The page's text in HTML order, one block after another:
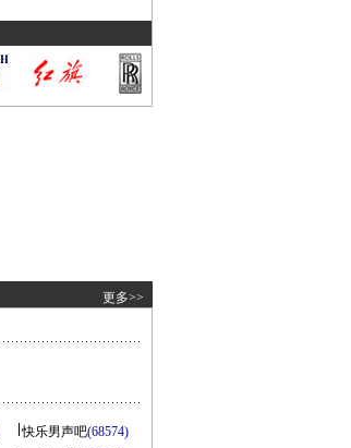
更多>>
快乐男声吧(68574)